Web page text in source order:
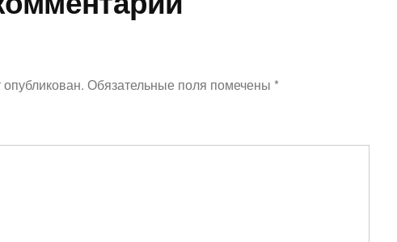
Обязательные поля помечены *